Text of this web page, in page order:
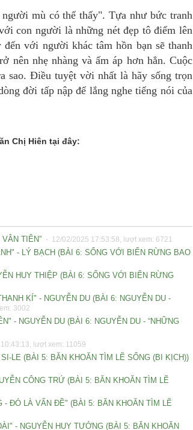
mù có thể thấy". Tựa như bức tranh
con người là những nét đẹp tô điểm lên
với người khác tâm hồn bạn sẽ thanh
nên nhẹ nhàng và ấm áp hơn hẳn. Cuộc
sao. Điều tuyệt vời nhất là hãy sống trọn
đời tấp nập để lắng nghe tiếng nói của
Chị Hiên tại đây:
TIÊN” - 12/02/2025 17:53:58, lượt xem: 6721
- LÝ BẠCH (BÀI 6: SỐNG VỚI BIỂN RỪNG BAO
HUY THIỆP (BÀI 6: SỐNG VỚI BIỂN RỪNG
KÍ" - NGUYỄN DU (BÀI 6: NGUYỄN DU -
3002
- NGUYỄN DU (BÀI 6: NGUYỄN DU - “NHỮNG
lượt xem: 11059
LE (BÀI 5: BĂN KHOĂN TÌM LẼ SỐNG (BI KỊCH))
CÔNG TRỨ (BÀI 5: BĂN KHOĂN TÌM LẼ
- ĐÓ LÀ VẤN ĐỀ" (BÀI 5: BĂN KHOĂN TÌM LẼ
- NGUYỄN HUY TƯỞNG (BÀI 5: BĂN KHOĂN